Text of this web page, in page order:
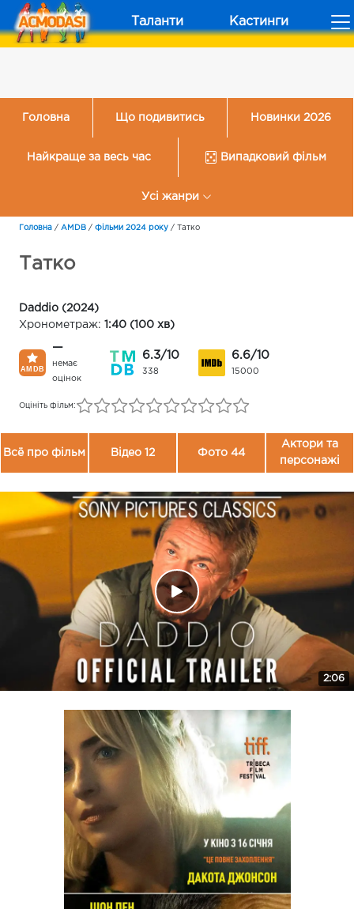
Таланти Кастинги
Головна Що подивитись Новинки 2026
Найкраще за весь час Випадковий фільм
Усі жанри
Головна / AMDB / Фільми 2024 року / Татко
Татко
Daddio (2024)
Хронометраж: 1:40 (100 хв)
—
немає
оцінок
6.3/10
338
6.6/10
15000
Оцініть фільм:
Всё про фільм Відео 12 Фото 44
Актори та
персонажі
2:06